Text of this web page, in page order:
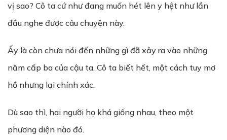
vị sao? Cô ta cứ như đang muốn hét lên y hệt như lần
đầu nghe được câu chuyện này.
Ấy là còn chưa nói đến những gì đã xảy ra vào những
năm cấp ba của cậu ta. Cô ta biết hết, một cách tuy mơ
hồ nhưng lại chính xác.
Dù sao thì, hai người họ khá giống nhau, theo một
phương diện nào đó.